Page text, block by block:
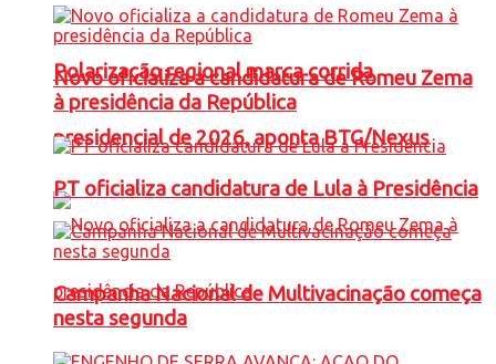
Polarização regional marca corrida
presidencial de 2026, aponta BTG/Nexus
Novo oficializa a candidatura de Romeu Zema
à presidência da República
PT oficializa candidatura de Lula à Presidência
Campanha Nacional de Multivacinação começa
nesta segunda